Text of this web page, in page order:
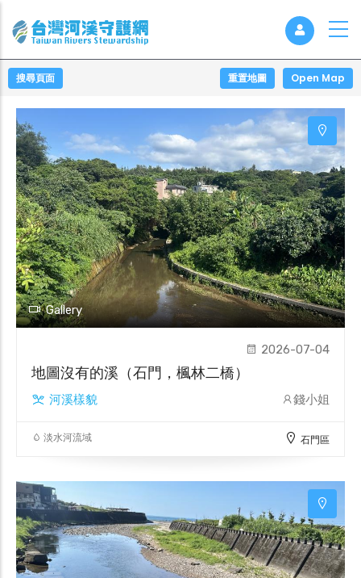
搜尋頁面 重置地圖 Open Map
Gallery
2026-07-04
地圖沒有的溪（石門，楓林二橋）
河溪樣貌 錢小姐
石門區
淡水河流域